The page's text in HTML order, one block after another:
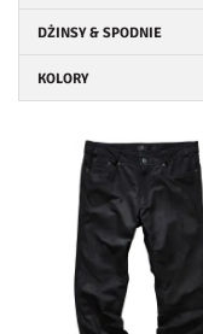
DŻINSY & SPODNIE
KOLORY